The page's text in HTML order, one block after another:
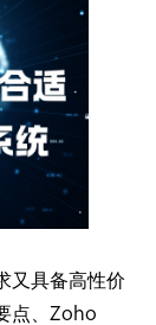
又具备高性价
点、Zoho